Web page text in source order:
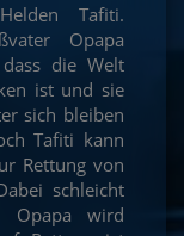
Tafiti.
Opapa
die Welt
ist und sie
sich bleiben
Tafiti kann
Rettung von
schleicht
Opapa wird